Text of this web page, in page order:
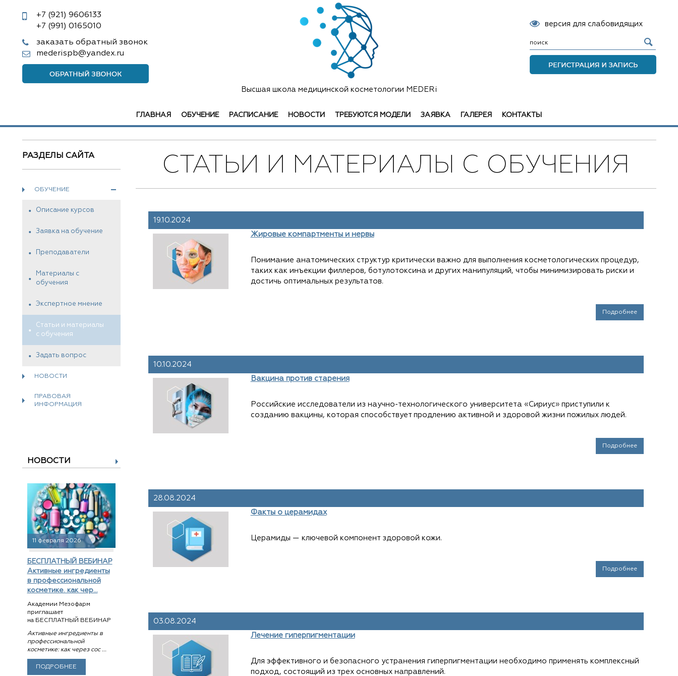
+7 (921) 9606133
+7 (991) 0165010
заказать обратный звонок
mederispb@yandex.ru
Высшая школа медицинской косметологии MEDERi
версия для слабовидящих
ГЛАВНАЯ ОБУЧЕНИЕ РАСПИСАНИЕ НОВОСТИ ТРЕБУЮТСЯ МОДЕЛИ ЗАЯВКА ГАЛЕРЕЯ КОНТАКТЫ
РАЗДЕЛЫ САЙТА
ОБУЧЕНИЕ
Описание курсов
Заявка на обучение
Преподаватели
Материалы с
обучения
Экспертное мнение
Статьи и материалы
с обучения
Задать вопрос
НОВОСТИ
ПРАВОВАЯ
ИНФОРМАЦИЯ
НОВОСТИ
11 февраля 2026
БЕСПЛАТНЫЙ ВЕБИНАР
Активные ингредиенты
в профессиональной
косметике. как чер...
Академии Мезофарм
приглашает
на БЕСПЛАТНЫЙ ВЕБИНАР
Активные ингредиенты в
профессиональной
косметике: как через сос ...
ПОДРОБНЕЕ
СТАТЬИ И МАТЕРИАЛЫ С ОБУЧЕНИЯ
19.10.2024
Жировые компартменты и нервы
Понимание анатомических структур критически важно для выполнения косметологических процедур,
таких как инъекции филлеров, ботулотоксина и других манипуляций, чтобы минимизировать риски и
достичь оптимальных результатов.
Подробнее
10.10.2024
Вакцина против старения
Российские исследователи из научно-технологического университета «Сириус» приступили к
созданию вакцины, которая способствует продлению активной и здоровой жизни пожилых людей.
Подробнее
28.08.2024
Факты о церамидах
Церамиды — ключевой компонент здоровой кожи.
Подробнее
03.08.2024
Лечение гиперпигментации
Для эффективного и безопасного устранения гиперпигментации необходимо применять комплексный
подход, состоящий из трех основных направлений.